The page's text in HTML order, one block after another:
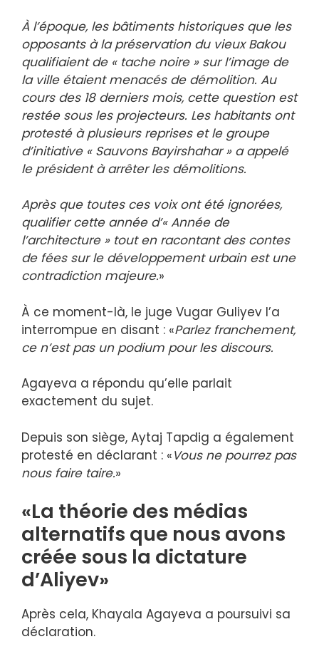
À l’époque, les bâtiments historiques que les
opposants à la préservation du vieux Bakou
qualifiaient de « tache noire » sur l’image de
la ville étaient menacés de démolition. Au
cours des 18 derniers mois, cette question est
restée sous les projecteurs. Les habitants ont
protesté à plusieurs reprises et le groupe
d’initiative « Sauvons Bayirshahar » a appelé
le président à arrêter les démolitions.
Après que toutes ces voix ont été ignorées,
qualifier cette année d’« Année de
l’architecture » tout en racontant des contes
de fées sur le développement urbain est une
contradiction majeure.»
À ce moment-là, le juge Vugar Guliyev l’a
interrompue en disant : «Parlez franchement,
ce n’est pas un podium pour les discours.
Agayeva a répondu qu’elle parlait
exactement du sujet.
Depuis son siège, Aytaj Tapdig a également
protesté en déclarant : «Vous ne pourrez pas
nous faire taire.»
«La théorie des médias
alternatifs que nous avons
créée sous la dictature
d’Aliyev»
Après cela, Khayala Agayeva a poursuivi sa
déclaration.